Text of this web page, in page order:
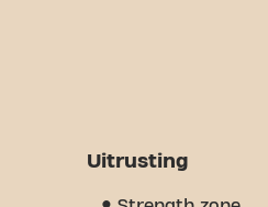
Uitrusting